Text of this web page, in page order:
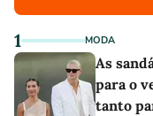
1 MODA
As
para o
tanto